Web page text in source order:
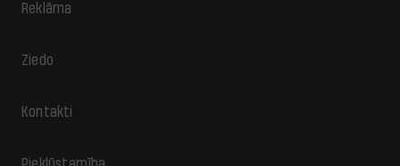
Reklāma
Ziedo
Kontakti